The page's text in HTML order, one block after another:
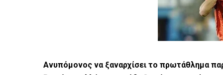
Ανυπόμονος να ξαναρχίσει το πρωτάθλημα